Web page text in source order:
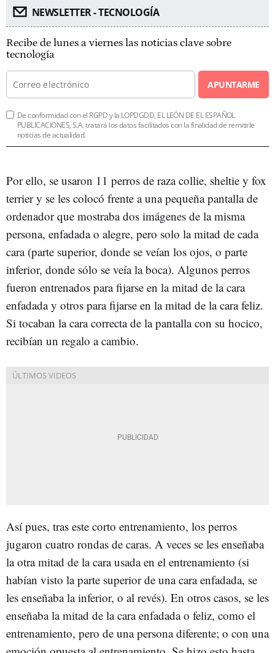
NEWSLETTER - TECNOLOGÍA
Recibe de lunes a viernes las noticias clave sobre
tecnología
APUNTARME
De conformidad con el RGPD y la LOPDGDD, EL LEÓN DE EL ESPAÑOL
PUBLICACIONES, S.A. tratará los datos facilitados con la finalidad de remitirle
noticias de actualidad.
Por ello, se usaron 11 perros de raza collie, sheltie y fox
terrier y se les colocó frente a una pequeña pantalla de
ordenador que mostraba dos imágenes de la misma
persona, enfadada o alegre, pero solo la mitad de cada
cara (parte superior, donde se veían los ojos, o parte
inferior, donde sólo se veía la boca). Algunos perros
fueron entrenados para fijarse en la mitad de la cara
enfadada y otros para fijarse en la mitad de la cara feliz.
Si tocaban la cara correcta de la pantalla con su hocico,
recibían un regalo a cambio.
Así pues, tras este corto entrenamiento, los perros
jugaron cuatro rondas de caras. A veces se les enseñaba
la otra mitad de la cara usada en el entrenamiento (si
habían visto la parte superior de una cara enfadada, se
les enseñaba la inferior, o al revés). En otros casos, se les
enseñaba la mitad de la cara enfadada o feliz, como el
entrenamiento, pero de una persona diferente; o con una